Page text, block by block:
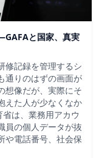
と国家、真実
修記録を管理するシ
通りのはずの画面が
像だが、実際にそ
えた人が少なくなか
は、業務用アカウ
員の個人データが抜
や電話番号、社会保